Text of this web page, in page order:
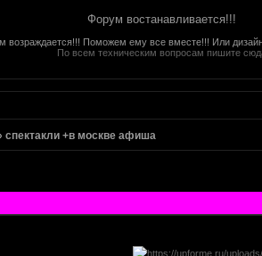
Форум востанавливается!!!
возраждается!!! Поможем ему все вместе!!! Или
По всем техническим вопросам пишите
спектакли +в москве афиша